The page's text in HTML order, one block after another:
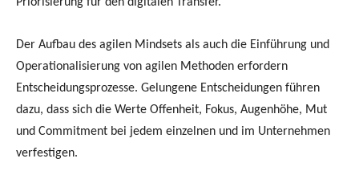
Priorisierung für den digitalen Transfer.
Der Aufbau des agilen Mindsets als auch die Einführung und
Operationalisierung von agilen Methoden erfordern
Entscheidungsprozesse. Gelungene Entscheidungen führen
dazu, dass sich die Werte Offenheit, Fokus, Augenhöhe, Mut
und Commitment bei jedem einzelnen und im Unternehmen
verfestigen.